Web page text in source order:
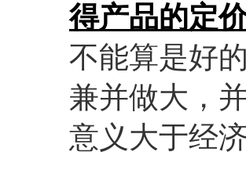
得产品的定
不能算是好
兼并做大，
意义大于经